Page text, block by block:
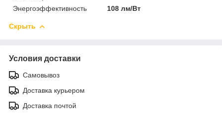
Энергоэффективность 108 лм/Вт
Скрыть
Условия доставки
Самовывоз
Доставка курьером
Доставка почтой